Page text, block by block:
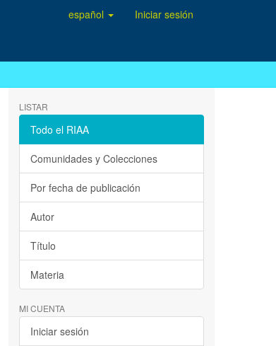
español Iniciar sesión
LISTAR
Todo el RIAA
Comunidades y Colecciones
Por fecha de publicación
Autor
Título
Materia
MI CUENTA
Iniciar sesión